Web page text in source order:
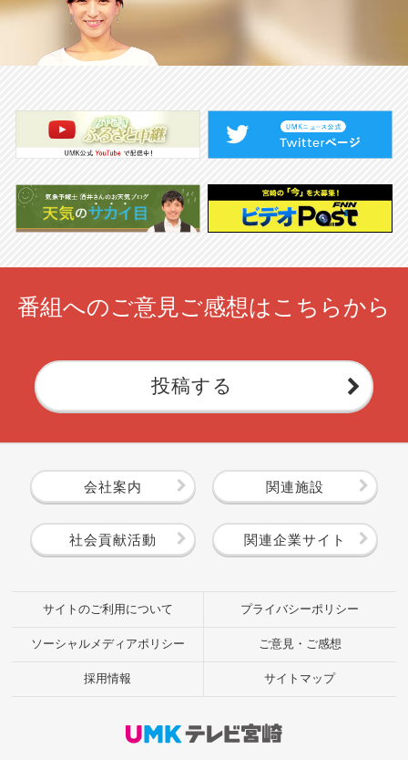
番組へのご意見ご感想はこちらから
投稿する
会社案内 関連施設
社会貢献活動 関連企業サイト
サイトのご利用について プライバシーポリシー
ソーシャルメディアポリシー ご意見・ご感想
採用情報 サイトマップ